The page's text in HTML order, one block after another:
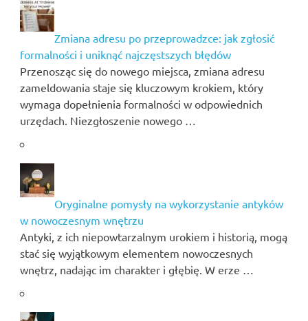
Zmiana adresu po przeprowadzce: jak zgłosić
formalności i uniknąć najczęstszych błędów
Przenosząc się do nowego miejsca, zmiana adresu
zameldowania staje się kluczowym krokiem, który
wymaga dopełnienia formalności w odpowiednich
urzędach. Niezgłoszenie nowego …
Oryginalne pomysły na wykorzystanie antyków
w nowoczesnym wnętrzu
Antyki, z ich niepowtarzalnym urokiem i historią, mogą
stać się wyjątkowym elementem nowoczesnych
wnętrz, nadając im charakter i głębię. W erze …